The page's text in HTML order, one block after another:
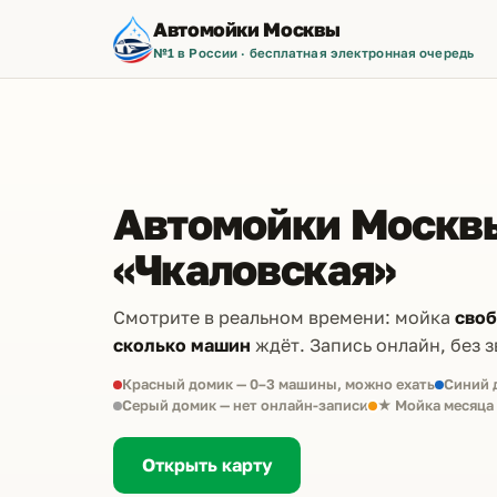
Автомойки Москвы
№1 в России · бесплатная электронная очередь
Автомойки
«Чкаловская»
Смотрите в реальном времени: мойка
сколько машин ждёт. Запись онлайн, без
Красный домик — 0–3 машины, можно ехать Синий
Серый домик — нет онлайн-записи
★ Мойка месяца
Открыть карту